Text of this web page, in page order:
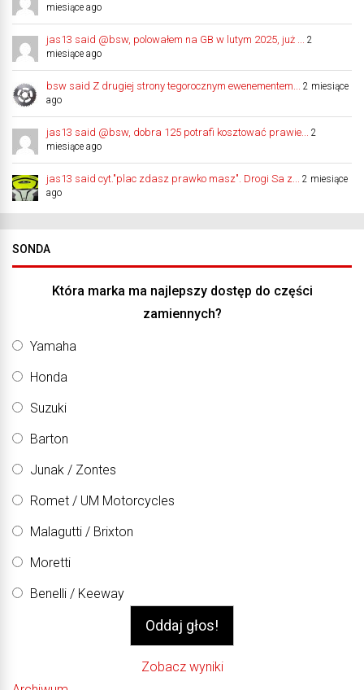
miesiące ago
jas13 said @bsw, polowałem na GB w lutym 2025, już ...
2
miesiące ago
bsw said Z drugiej strony tegorocznym ewenementem...
2 miesiące
ago
jas13 said @bsw, dobra 125 potrafi kosztować prawie...
2
miesiące ago
jas13 said cyt."plac zdasz prawko masz". Drogi Sa z...
2 miesiące
ago
SONDA
Która marka ma najlepszy dostęp do części
zamiennych?
Yamaha
Honda
Suzuki
Barton
Junak / Zontes
Romet / UM Motorcycles
Malagutti / Brixton
Moretti
Benelli / Keeway
Zobacz wyniki